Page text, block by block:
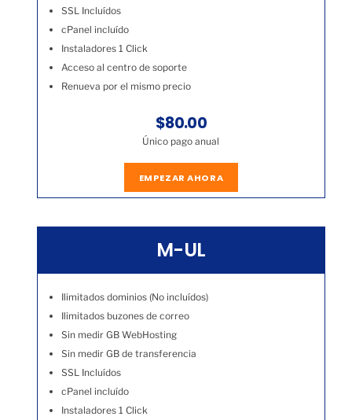
SSL Incluídos
cPanel incluído
Instaladores 1 Click
Acceso al centro de soporte
Renueva por el mismo precio
$80.00
Único pago anual
EMPEZAR AHORA
M-UL
Ilimitados dominios (No incluídos)
Ilimitados buzones de correo
Sin medir GB WebHosting
Sin medir GB de transferencia
SSL Incluídos
cPanel incluído
Instaladores 1 Click